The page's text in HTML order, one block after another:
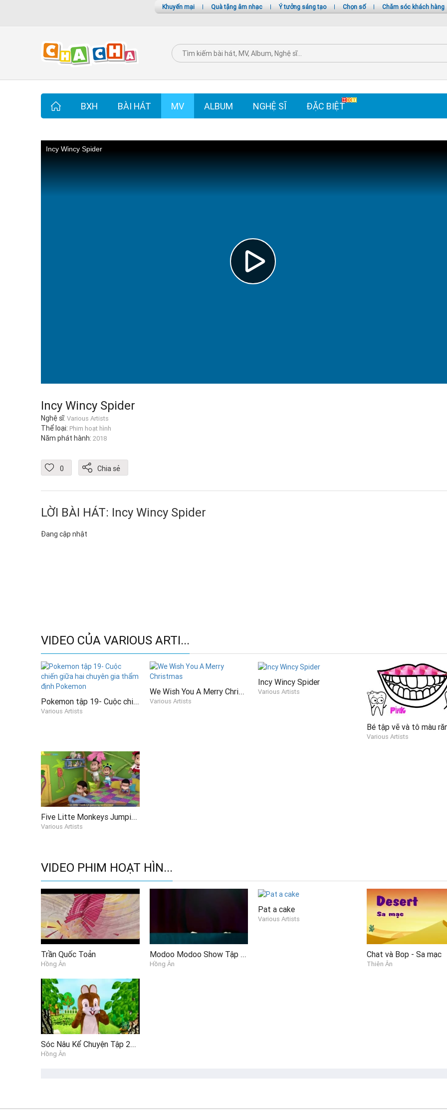
Khuyến mại | Quà tặng âm nhạc | Ý tưởng sáng tạo | Chọn số | Chăm sóc khách hàng
BXH BÀI HÁT MV ALBUM NGHỆ SĨ ĐẶC BIỆT
Incy Wincy Spider
Incy Wincy Spider
Nghệ sĩ: Various Artists
Thể loại: Phim hoạt hình
Năm phát hành: 2018
0 Chia sẻ
LỜI BÀI HÁT: Incy Wincy Spider
Đang cập nhật
VIDEO CỦA VARIOUS ARTI...
Pokemon tập 19- Cuộc chiến giữa hai chuyên gia thẩm định Pokemon
Various Artists
We Wish You A Merry Christmas
Various Artists
Incy Wincy Spider
Various Artists
Various Artists
Five Litte Monkeys Jumping On The Bed
Various Artists
VIDEO PHIM HOẠT HÌN...
Trần Quốc Toản
Hồng Ân
Modoo Modoo Show Tập 19 - Ông Lão Đánh Cá Và Con Cá Vàng
Hồng Ân
Pat a cake
Various Artists
Chat và Bop - Sa mạc
Thiên Ân
Sóc Nâu Kể Chuyện Tập 26 - Chú bé và Thần đèn P2
Hồng Ân